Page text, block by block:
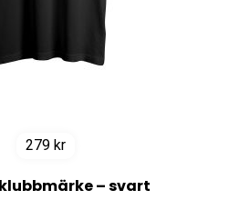
279 kr
– svart